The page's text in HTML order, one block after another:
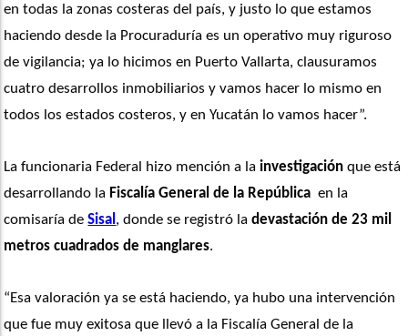
en todas la zonas costeras del país, y justo lo que estamos
haciendo desde la Procuraduría es un operativo muy riguroso
de vigilancia; ya lo hicimos en Puerto Vallarta, clausuramos
cuatro desarrollos inmobiliarios y vamos hacer lo mismo en
todos los estados costeros, y en Yucatán lo vamos hacer”.
La funcionaria Federal hizo mención a la investigación que está
desarrollando la Fiscalía General de la República en la
comisaría de Sisal , donde se registró la devastación de 23 mil
metros cuadrados de manglares.
“Esa valoración ya se está haciendo, ya hubo una intervención
que fue muy exitosa que llevó a la Fiscalía General de la